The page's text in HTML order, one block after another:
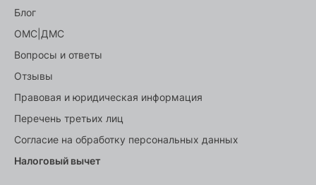
Блог
ОМС|ДМС
Вопросы и ответы
Отзывы
Правовая и юридическая информация
Перечень третьих лиц
Согласие на обработку персональных данных
Налоговый вычет